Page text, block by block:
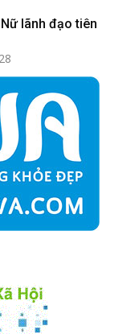
lãnh đạo tiên